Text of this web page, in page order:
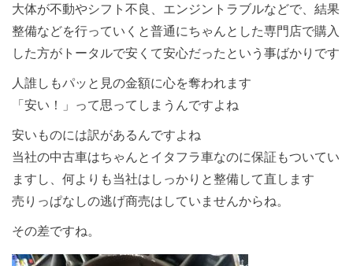
大体が不動やシフト不良、エンジントラブルなどで、結果
整備などを行っていくと普通にちゃんとした専門店で購入
した方がトータルで安くて安心だったという事ばかりです
人誰しもパッと見の金額に心を奪われます
「安い！」って思ってしまうんですよね
安いものには訳があるんですよね
当社の中古車はちゃんとイタフラ車なのに保証もついてい
ますし、何よりも当社はしっかりと整備して直します
売りっぱなしの逃げ商売はしていませんからね。
その差ですね。